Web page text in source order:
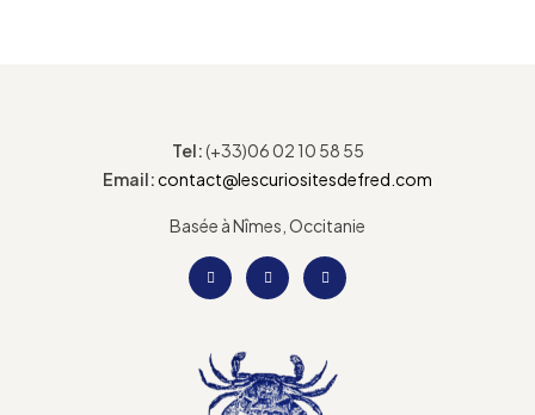
Tel:(+33)06 02 10 58 55
Email:contact@lescuriositesdefred.com
Basée à Nîmes, Occitanie